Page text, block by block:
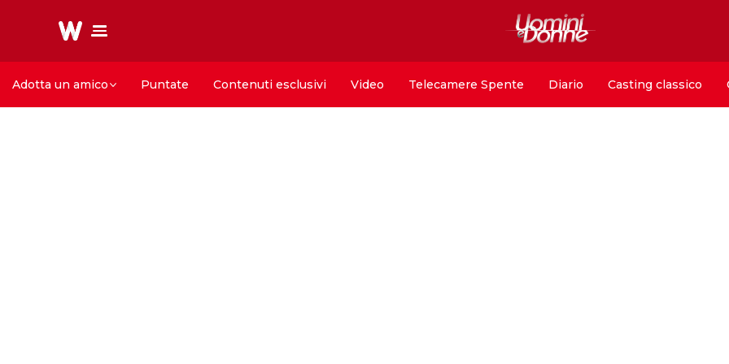
Adotta un amico Puntate Contenuti esclusivi Video Telecamere Spente Diario Casting classico